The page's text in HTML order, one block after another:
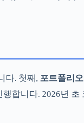
다. 첫째, 포트폴리
합니다. 2026년